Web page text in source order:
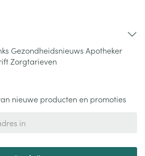
Gezondheidsnieuws Apotheker
Zorgtarieven
nieuwe producten en promoties